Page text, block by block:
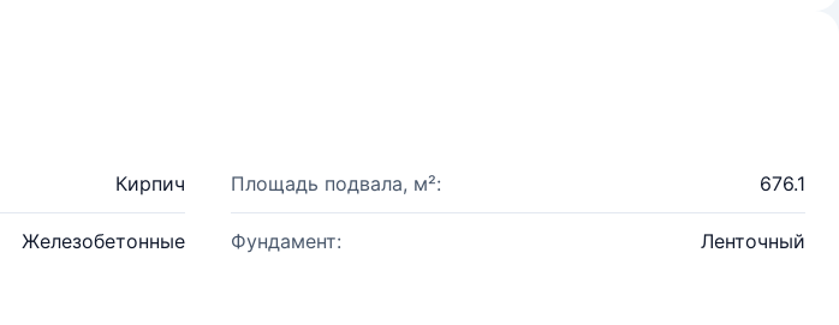
Кирпич Площадь подвала, м²: 676.1
Железобетонные Фундамент: Ленточный